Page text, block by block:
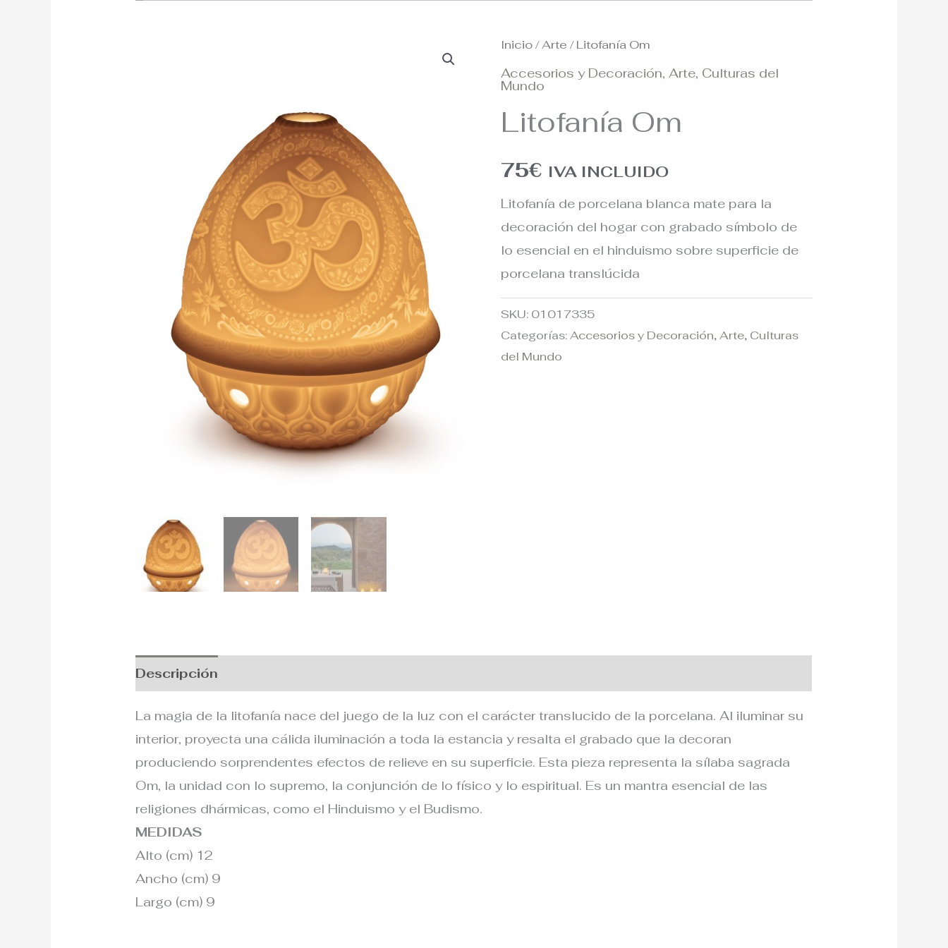
Inicio/Arte / Litofanía Om
Accesorios y Decoración,Arte, Culturas del
Mundo
Litofanía Om
75€ IVA INCLUIDO
Litofanía de porcelana blanca mate para la
decoración del hogar con grabado símbolo de
lo esencial en el hinduismo sobre superficie de
porcelana translúcida
SKU: 01017335
Categorías:Accesorios y Decoración,Arte, Culturas
del Mundo
Descripción
La magia de la litofanía nace del juego de la luz con el carácter translucido de la porcelana. Al iluminar su
interior, proyecta una cálida iluminación a toda la estancia y resalta el grabado que la decoran
produciendo sorprendentes efectos de relieve en su superficie. Esta pieza representa la sílaba sagrada
Om, la unidad con lo supremo, la conjunción de lo físico y lo espiritual. Es un mantra esencial de las
religiones dhármicas, como el Hinduismo y el Budismo.
MEDIDAS
Alto (cm) 12
Ancho (cm) 9
Largo (cm) 9